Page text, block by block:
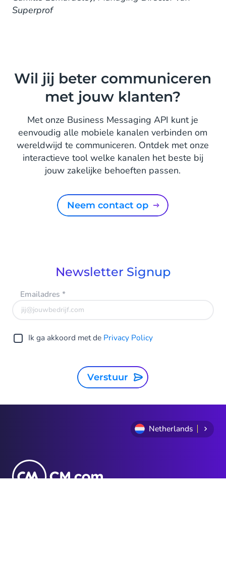
Superprof
Wil jij beter communiceren
met jouw klanten?
Met onze Business Messaging API kunt je
eenvoudig alle mobiele kanalen verbinden om
wereldwijd te communiceren. Ontdek met onze
interactieve tool welke kanalen het beste bij
jouw zakelijke behoeften passen.
Neem contact op
Newsletter Signup
Emailadres *
Ik ga akkoord met de Privacy Policy
Verstuur
Netherlands